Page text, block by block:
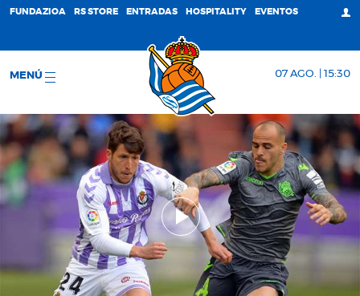
FUNDAZIOA RS STORE ENTRADAS HOSPITALITY EVENTOS
MENÚ 07 AGO. | 15:30